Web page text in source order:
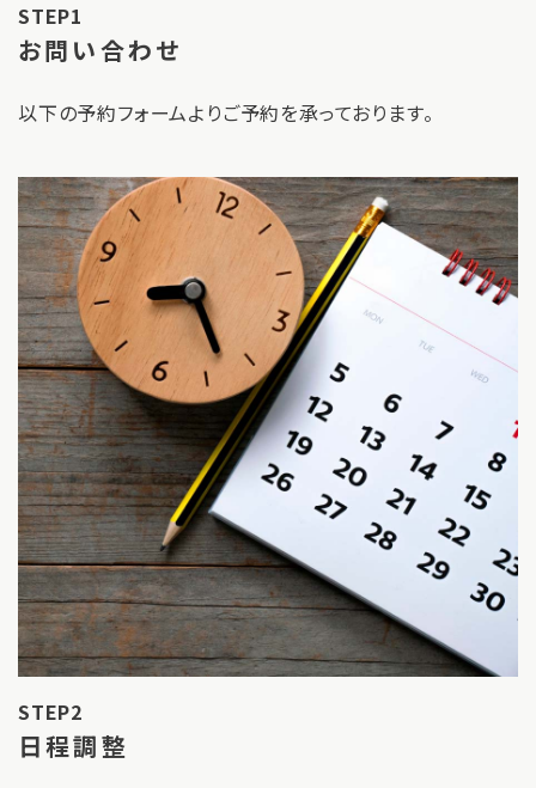
STEP1
お問い合わせ
以下の予約フォームよりご予約を承っております。
STEP2
日程調整